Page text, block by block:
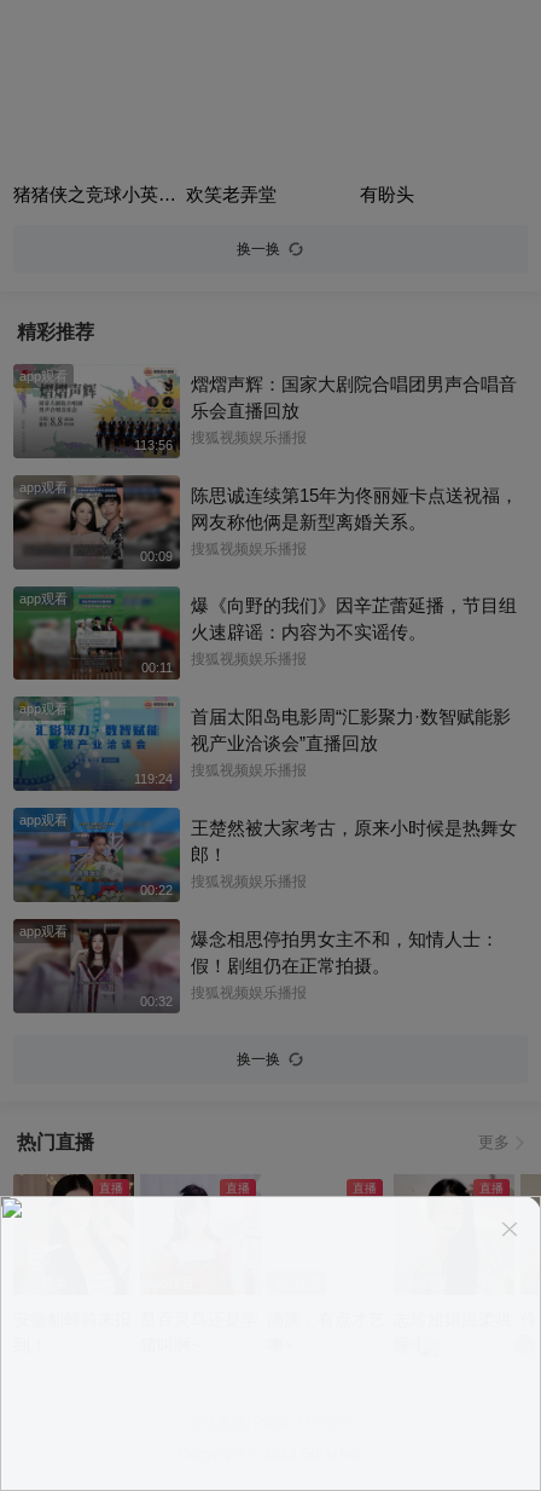
猪猪侠之竞球小英雄合集 欢笑老弄堂 有盼头
换一换
精彩推荐
app观看
113:56
熠熠声辉：国家大剧院合唱团男声合唱音
乐会直播回放
搜狐视频娱乐播报
app观看
00:09
陈思诚连续第15年为佟丽娅卡点送祝福，
网友称他俩是新型离婚关系。
搜狐视频娱乐播报
app观看
00:11
爆《向野的我们》因辛芷蕾延播，节目组
火速辟谣：内容为不实谣传。
搜狐视频娱乐播报
app观看
119:24
首届太阳岛电影周“汇影聚力·数智赋能影
视产业洽谈会”直播回放
搜狐视频娱乐播报
app观看
00:22
王楚然被大家考古，原来小时候是热舞女
郎！
搜狐视频娱乐播报
app观看
00:32
爆念相思停拍男女主不和，知情人士：
假！剧组仍在正常拍摄。
搜狐视频娱乐播报
换一换
热门直播 更多